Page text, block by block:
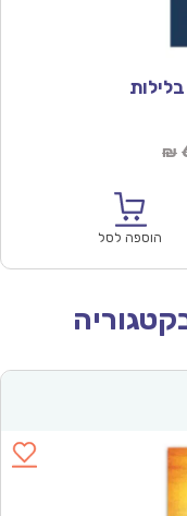
₪
הוספה לסל